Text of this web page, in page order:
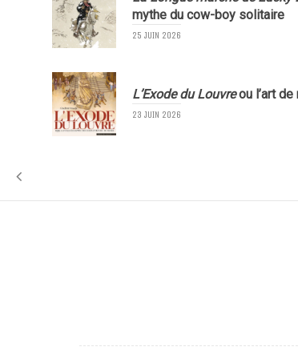
mythe du cow-boy solitaire
25 JUIN 2026
L’Exode du Louvreou l’art
23 JUIN 2026